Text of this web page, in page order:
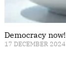
Democracy
17 DECEMBER 2024